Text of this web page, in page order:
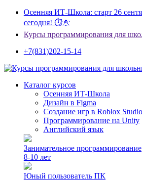
Осенняя ИТ-Школа: старт 26
сегодня! ⏱🌞
Курсы программирования для
+7(831)202-15-14
Каталог курсов
Осенняя ИТ-Школа
Дизайн в Figma
Создание игр в Roblox Studio
Программирование на Unity
Английский язык
Занимательное программирование
8-10 лет
Юный пользователь ПК